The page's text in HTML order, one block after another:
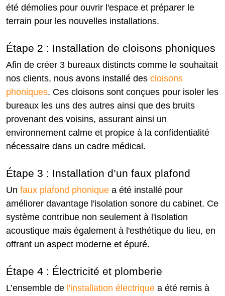
été démolies pour ouvrir l'espace et préparer le
terrain pour les nouvelles installations.
Étape 2 : Installation de cloisons phoniques
Afin de créer 3 bureaux distincts comme le souhaitait
nos clients, nous avons installé des cloisons
phoniques. Ces cloisons sont conçues pour isoler les
bureaux les uns des autres ainsi que des bruits
provenant des voisins, assurant ainsi un
environnement calme et propice à la confidentialité
nécessaire dans un cadre médical.
Étape 3 : Installation d’un faux plafond
Un faux plafond phonique a été installé pour
améliorer davantage l'isolation sonore du cabinet. Ce
système contribue non seulement à l'isolation
acoustique mais également à l'esthétique du lieu, en
offrant un aspect moderne et épuré.
Étape 4 : Électricité et plomberie
L’ensemble de l'installation électrique a été remis à